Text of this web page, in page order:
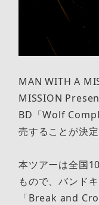
MAN WITH A
MISSION
BD「Wolf
売することが決定
本ツアーは全国
もので、バンド
「Break and